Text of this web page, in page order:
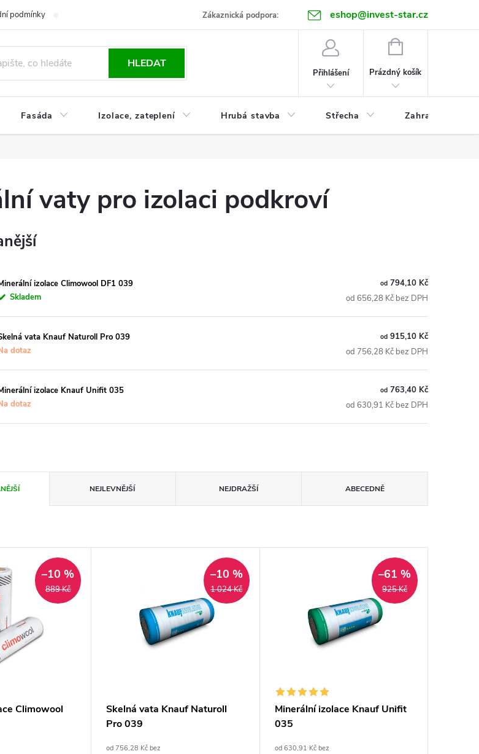
Zákaznická podpora: eshop@invest-star.cz
podmínky Kontakt
HLEDAT
Přihlášení
NÁKUPNÍ
Prázdný košík
Fasáda Izolace, zateplení Hrubá stavba Střecha Zahrada
vaty pro izolaci podkroví
izolace Climowool DF1 039
Skladem
od 794,10 Kč
od 656,28 Kč bez DPH
vata Knauf Naturoll Pro 039
dotaz
od 915,10 Kč
od 756,28 Kč bez DPH
izolace Knauf Unifit 035
dotaz
od 763,40 Kč
od 630,91 Kč bez DPH
NEJLEVNĚJŠÍ NEJDRAŽŠÍ ABECEDNĚ
889 Kč
–10 %
Climowool
1 024 Kč
–10 %
Skelná vata Knauf Naturoll
Pro 039
od 756,28 Kč bez
925 Kč
–61 %
Minerální izolace Knauf Unifit
035
od 630,91 Kč bez